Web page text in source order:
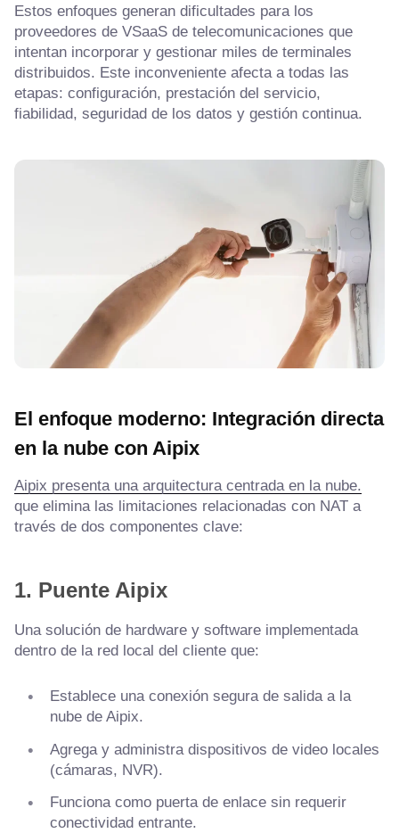
Estos enfoques generan dificultades para los
proveedores de VSaaS de telecomunicaciones que
intentan incorporar y gestionar miles de terminales
distribuidos. Este inconveniente afecta a todas las
etapas: configuración, prestación del servicio,
fiabilidad, seguridad de los datos y gestión continua.
El enfoque moderno: Integración directa
en la nube con Aipix
Aipix presenta una arquitectura centrada en la nube.
que elimina las limitaciones relacionadas con NAT a
través de dos componentes clave:
1. Puente Aipix
Una solución de hardware y software implementada
dentro de la red local del cliente que:
Establece una conexión segura de salida a la
nube de Aipix.
Agrega y administra dispositivos de video locales
(cámaras, NVR).
Funciona como puerta de enlace sin requerir
conectividad entrante.